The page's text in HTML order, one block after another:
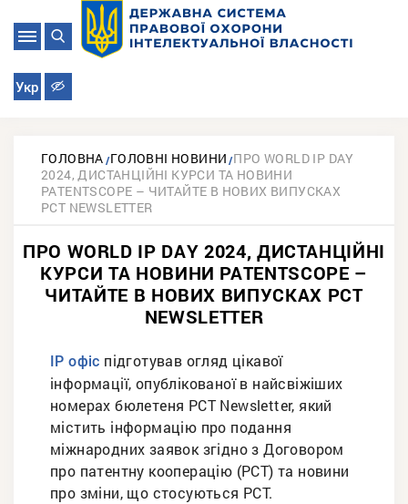
Укр
ГОЛОВНА ГОЛОВНІ НОВИНИ ПРО WORLD IP DAY
2024, ДИСТАНЦІЙНІ КУРСИ ТА НОВИНИ
PATENTSCOPE – ЧИТАЙТЕ В НОВИХ ВИПУСКАХ
PCT NEWSLETTER
ПРО WORLD IP DAY 2024, ДИСТАНЦІЙНІ
КУРСИ ТА НОВИНИ PATENTSCOPE –
ЧИТАЙТЕ В НОВИХ ВИПУСКАХ PCT
NEWSLETTER
ІР офіс підготував огляд цікавої
інформації, опублікованої в найсвіжіших
номерах бюлетеня PCT Newsletter, який
містить інформацію про подання
міжнародних заявок згідно з Договором
про патентну кооперацію (PCT) та новини
про зміни, що стосуються PCT.